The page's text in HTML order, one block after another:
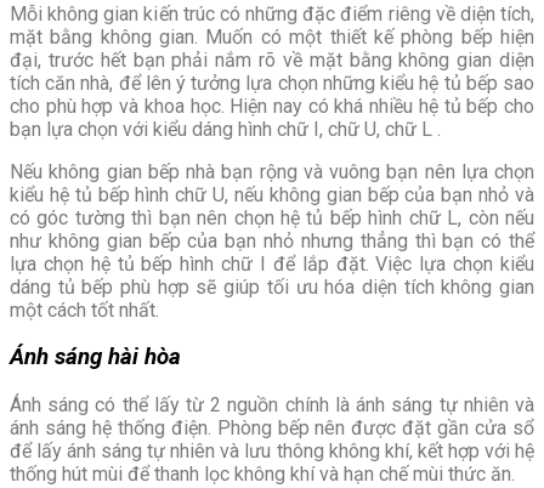
Mỗi không gian kiến trúc có những đặc điểm riêng về diện tích,
mặt bằng không gian. Muốn có một thiết kế phòng bếp hiện
đại, trước hết bạn phải nắm rõ về mặt bằng không gian diện
tích căn nhà, để lên ý tưởng lựa chọn những kiểu hệ tủ bếp sao
cho phù hợp và khoa học. Hiện nay có khá nhiều hệ tủ bếp cho
bạn lựa chọn với kiểu dáng hình chữ I, chữ U, chữ L .
Nếu không gian bếp nhà bạn rộng và vuông bạn nên lựa chọn
kiểu hệ tủ bếp hình chữ U, nếu không gian bếp của bạn nhỏ và
có góc tường thì bạn nên chọn hệ tủ bếp hình chữ L, còn nếu
như không gian bếp của bạn nhỏ nhưng thẳng thì bạn có thể
lựa chọn hệ tủ bếp hình chữ I để lắp đặt. Việc lựa chọn kiểu
dáng tủ bếp phù hợp sẽ giúp tối ưu hóa diện tích không gian
một cách tốt nhất.
Ánh sáng hài hòa
Ánh sáng có thể lấy từ 2 nguồn chính là ánh sáng tự nhiên và
ánh sáng hệ thống điện. Phòng bếp nên được đặt gần cửa sổ
để lấy ánh sáng tự nhiên và lưu thông không khí, kết hợp với hệ
thống hút mùi để thanh lọc không khí và hạn chế mùi thức ăn.